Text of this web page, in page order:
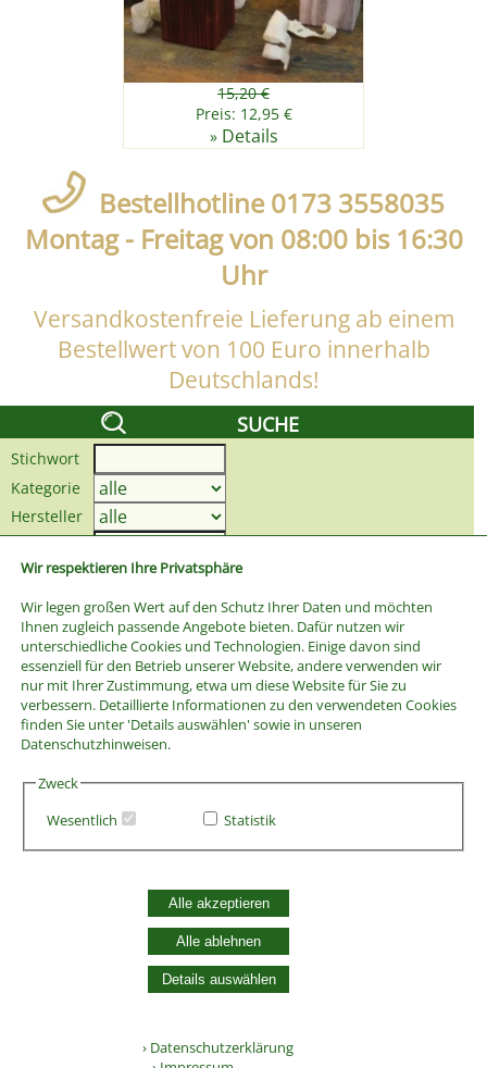
Wir respektieren Ihre Privatsphäre
Wir legen großen Wert auf den Schutz Ihrer Daten und möchten
Ihnen zugleich passende Angebote bieten. Dafür nutzen wir
unterschiedliche Cookies und Technologien. Einige davon sind
essenziell für den Betrieb unserer Website, andere verwenden wir
nur mit Ihrer Zustimmung, etwa um diese Website für Sie zu
verbessern. Detaillierte Informationen zu den verwendeten Cookies
finden Sie unter 'Details auswählen' sowie in unseren
Datenschutzhinweisen.
Zweck
Wesentlich
Statistik
Alle akzeptieren
Alle ablehnen
Details auswählen
› Datenschutzerklärung
15,20 €
Preis: 12,95 €
» Details
Bestellhotline 0173 3558035
Montag - Freitag von 08:00 bis 16:30
Uhr
Versandkostenfreie Lieferung ab einem
Bestellwert von 100 Euro innerhalb
Deutschlands!
SUCHE
Stichwort
Kategorie
Hersteller
Widerrufsbelehrung
Vertrag widerrufen
Datenschutzerklärung
Zahlung und Versand
Batterieentsorgung